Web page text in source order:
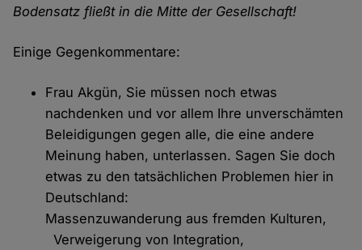
Bodensatz fließt in die Mitte der Gesellschaft!
Einige Gegenkommentare:
Frau Akgün, Sie müssen noch etwas
nachdenken und vor allem Ihre unverschämten
Beleidigungen gegen alle, die eine andere
Meinung haben, unterlassen. Sagen Sie doch
etwas zu den tatsächlichen Problemen hier in
Deutschland:
Massenzuwanderung aus fremden Kulturen,
Verweigerung von Integration,